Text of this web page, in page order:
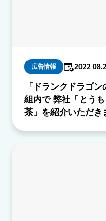
広告情報 2022
「ドランクドラゴ
組内で 弊社「とう
茶」を紹介いただき